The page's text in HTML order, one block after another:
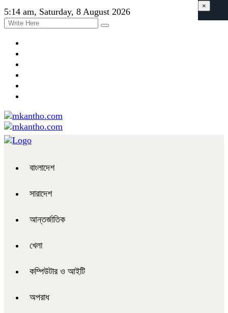
5:14 am, Saturday, 8 August 2026
বাংলাদেশ
সারাদেশ
আন্তর্জাতিক
খেলা
কম্পিউটার ও আইটি
অপরাধ
×